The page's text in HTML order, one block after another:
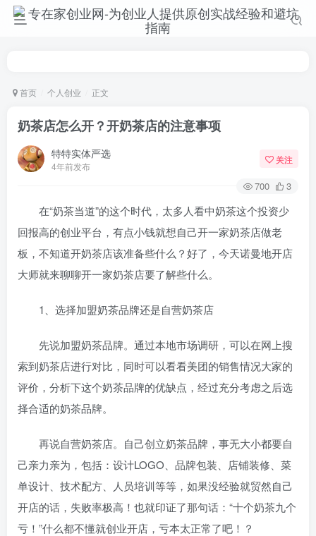
首页 个人创业 正文
奶茶店怎么开？开奶茶店的注意事项
特特实体严选
4年前发布
关注
700 3
在“奶茶当道”的这个时代，太多人看中奶茶这个投资少
回报高的创业平台，有点小钱就想自己开一家奶茶店做老
板，不知道开奶茶店该准备些什么？好了，今天诺曼地开店
大师就来聊聊开一家奶茶店要了解些什么。
1、选择加盟奶茶品牌还是自营奶茶店
先说加盟奶茶品牌。通过本地市场调研，可以在网上搜
索到奶茶店进行对比，同时可以看看美团的销售情况大家的
评价，分析下这个奶茶品牌的优缺点，经过充分考虑之后选
择合适的奶茶品牌。
再说自营奶茶店。自己创立奶茶品牌，事无大小都要自
己亲力亲为，包括：设计LOGO、品牌包装、店铺装修、菜
单设计、技术配方、人员培训等等，如果没经验就贸然自己
开店的话，失败率极高！也就印证了那句话：“十个奶茶九个
亏！”什么都不懂就创业开店，亏本太正常了吧！？